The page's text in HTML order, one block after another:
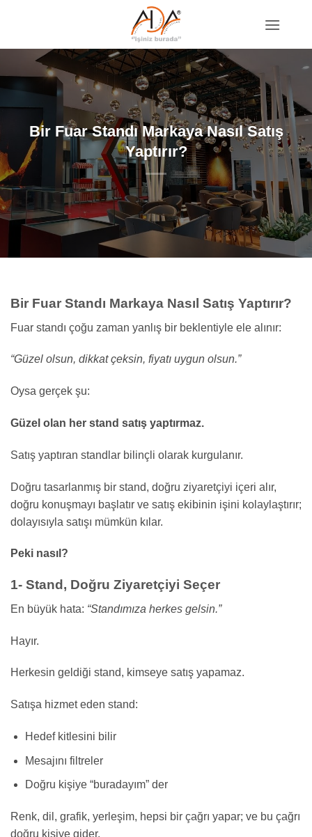
Bir Fuar Standı Markaya Nasıl Satış
Yaptırır?
Bir Fuar Standı Markaya Nasıl Satış Yaptırır?
Fuar standı çoğu zaman yanlış bir beklentiyle ele alınır:
“Güzel olsun, dikkat çeksin, fiyatı uygun olsun.”
Oysa gerçek şu:
Güzel olan her stand satış yaptırmaz.
Satış yaptıran standlar bilinçli olarak kurgulanır.
Doğru tasarlanmış bir stand, doğru ziyaretçiyi içeri alır,
doğru konuşmayı başlatır ve satış ekibinin işini kolaylaştırır;
dolayısıyla satışı mümkün kılar.
Peki nasıl?
1- Stand, Doğru Ziyaretçiyi Seçer
En büyük hata: “Standımıza herkes gelsin.”
Hayır.
Herkesin geldiği stand, kimseye satış yapamaz.
Satışa hizmet eden stand:
Hedef kitlesini bilir
Mesajını filtreler
Doğru kişiye “buradayım” der
Renk, dil, grafik, yerleşim, hepsi bir çağrı yapar; ve bu çağrı
doğru kişiye gider.